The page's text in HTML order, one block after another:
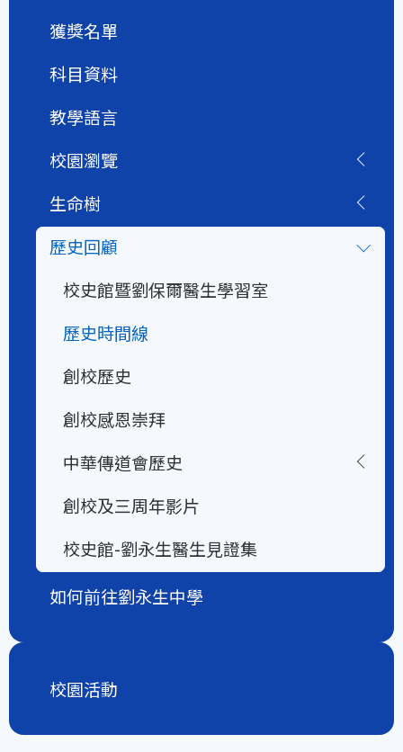
獲獎名單
科目資料
教學語言
校園瀏覽
生命樹
歷史回顧
校史館暨劉保爾醫生學習室
歷史時間線
創校歷史
創校感恩崇拜
中華傳道會歷史
創校及三周年影片
校史館-劉永生醫生見證集
如何前往劉永生中學
校園活動